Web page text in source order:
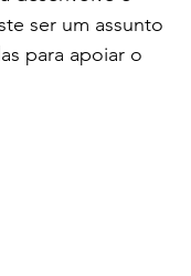
ser um assunto
para apoiar o